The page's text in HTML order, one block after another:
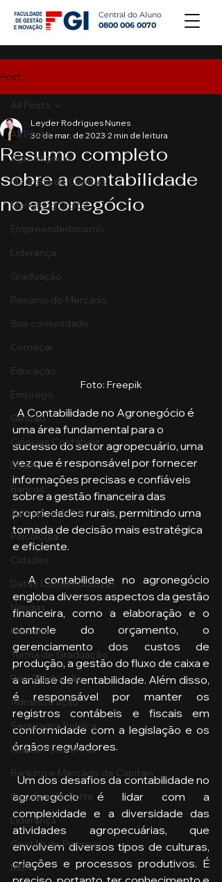
Central do Aluno
0800 006 0070
Post
All Posts
Agronegócio
Mercado de Capitais
Marketing Digital
Empreendedorismo
Liderança
Graduação
Resumo do Mercado
Sua comunidade
Começar
Educação
Emprego
Gestão
Ciências Contábeis
Direito
Bancos
Turmas de MBA
Psicologia
Cidades
Datas Comemorativas
Vendas
Pecuária
Turma de Graduação
Pós-Graduação
Administração
Segurança Publica
Gestão Comercial
Banking e Mercado de Capitais
Pecuária de Corte
Liderança
Gestão de Pessoas
MBA
All Posts
Resumo completo
sobre a contabilidade
no agronegócio
Leyder Rodrigues Nunes
30 de mar. de 2023 2 min de leitura
Foto: Freepik
  A Contabilidade no Agronegócio é
uma área fundamental para o
sucesso do setor agropecuário, uma
vez que é responsável por fornecer
informações precisas e confiáveis
sobre a gestão financeira das
propriedades rurais, permitindo uma
tomada de decisão mais estratégica
e eficiente.
  A contabilidade no agronegócio
engloba diversos aspectos da gestão
financeira, como a elaboração e o
controle do orçamento, o
gerenciamento dos custos de
produção, a gestão do fluxo de caixa e
a análise de rentabilidade. Além disso,
é responsável por manter os
registros contábeis e fiscais em
conformidade com a legislação e os
órgãos reguladores.
  Um dos desafios da contabilidade no
agronegócio é lidar com a
complexidade e a diversidade das
atividades agropecuárias, que
envolvem diversos tipos de culturas,
criações e processos produtivos. É